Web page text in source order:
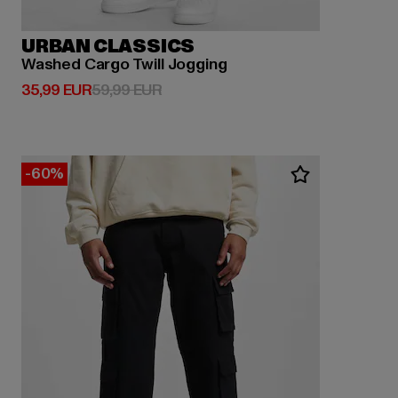
URBAN CLASSICS
Washed Cargo Twill Jogging
35,99 EUR
Derzeitiger Preis: 35,99 EUR
59,99 EURAktionspreis: 59,99 EUR
-60%